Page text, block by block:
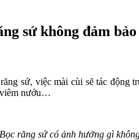
sứ không đảm bảo
sứ, việc mài cùi sẽ tác
viêm nướu…
răng sứ có ảnh hưởng gì